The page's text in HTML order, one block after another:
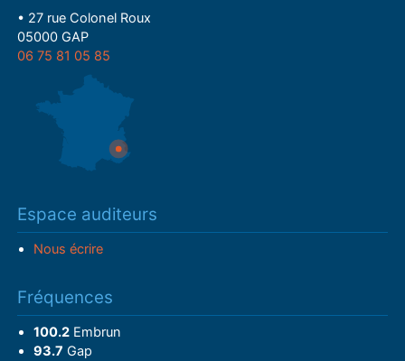
• 27 rue Colonel Roux
05000 GAP
06 75 81 05 85
Espace auditeurs
Nous écrire
Fréquences
100.2Embrun
93.7 Gap